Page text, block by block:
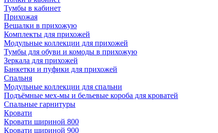
Тумбы в кабинет
Прихожая
Вешалки в прихожую
Комплекты для прихожей
Модульные коллекции для прихожей
Тумбы для обуви и комоды в прихожую
Зеркала для прихожей
Банкетки и пуфики для прихожей
Спальня
Модульные коллекции для спальни
Подъёмные мех-мы и бельевые короба для кроватей
Спальные гарнитуры
Кровати
Кровати шириной 800
Кровати шириной 900